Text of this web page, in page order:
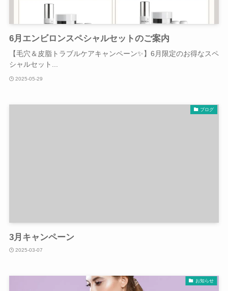
6月エンビロンスペシャルセットのご案内
【毛穴＆皮脂トラブルケアキャンペーン✨】6月限定のお得なスペ
シャルセット...
2025-05-29
ブログ
3月キャンペーン
2025-03-07
お知らせ